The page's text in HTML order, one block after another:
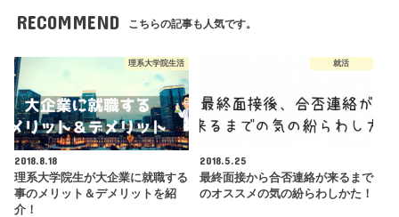
RECOMMEND こちらの記事も人気です。
理系大学院生活
2018.8.18
理系大学院生が大企業に就職する
事のメリット＆デメリットを紹
介！
就活
2018.5.25
最終面接から合否連絡が来るまで
のオススメの気の紛らわしかた！